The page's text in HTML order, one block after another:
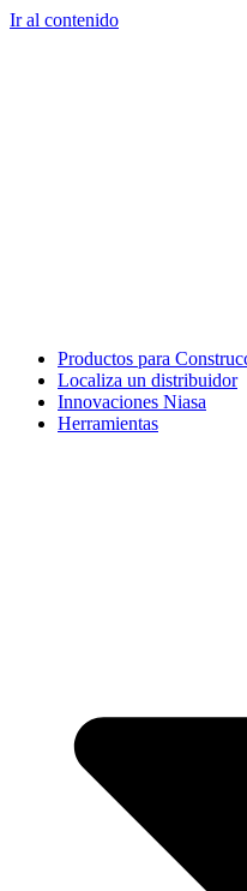
Ir al contenido
Productos para
Localiza un distribuidor
Innovaciones Niasa
Herramientas